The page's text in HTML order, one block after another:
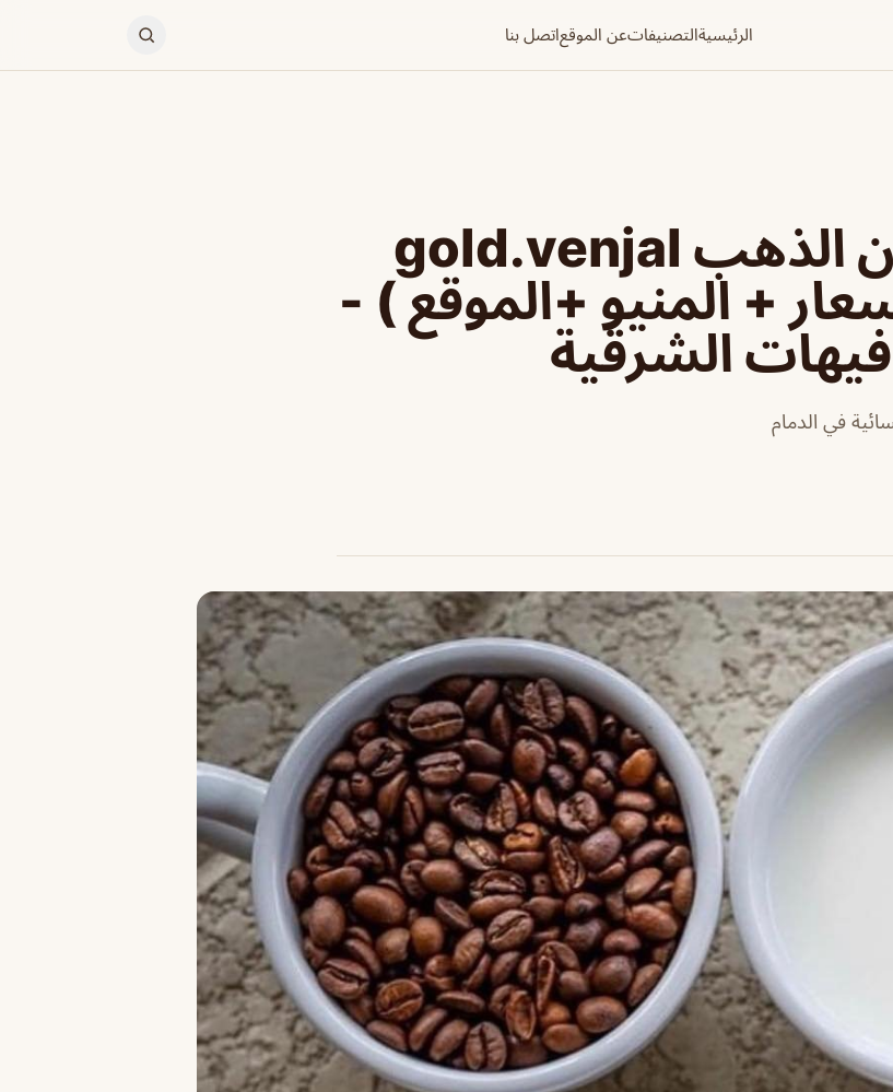
الرئيسيةالتصنيفاتعن الموقعاتصل بنا
مقهي فنجان الذهب gold.venjal
+ المنيو +الموقع ) -
الشرقية
في الدمام